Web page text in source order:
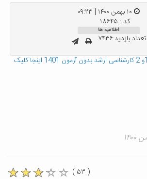
کد : ۱۸۶۴۵
اطلاعیه ها
تعداد بازدید:۷۴۳۶
اینجا کلیک
( ۵۳ )